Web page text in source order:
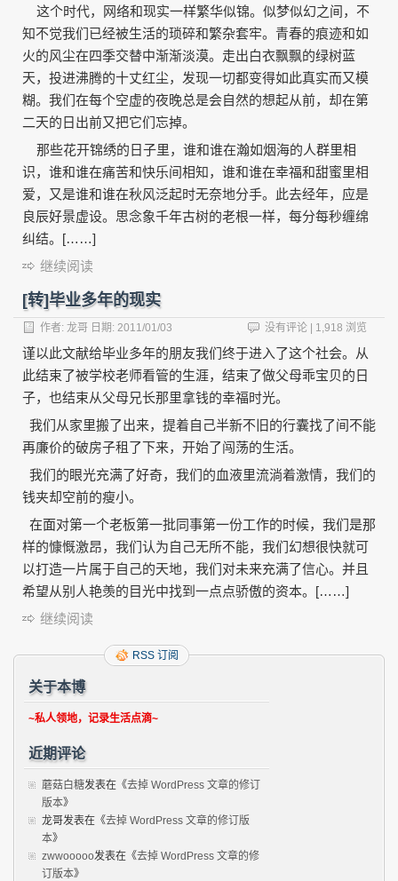
这个时代，网络和现实一样繁华似锦。似梦似幻之间，不
知不觉我们已经被生活的琐碎和繁杂套牢。青春的痕迹和如
火的风尘在四季交替中渐渐淡漠。走出白衣飘飘的绿树蓝
天，投进沸腾的十丈红尘，发现一切都变得如此真实而又模
糊。我们在每个空虚的夜晚总是会自然的想起从前，却在第
二天的日出前又把它们忘掉。
那些花开锦绣的日子里，谁和谁在瀚如烟海的人群里相
识，谁和谁在痛苦和快乐间相知，谁和谁在幸福和甜蜜里相
爱，又是谁和谁在秋风泛起时无奈地分手。此去经年，应是
良辰好景虚设。思念象千年古树的老根一样，每分每秒缠绵
纠结。[……]
继续阅读
[转]毕业多年的现实
作者: 龙哥 日期: 2011/01/03 没有评论 | 1,918 浏览
谨以此文献给毕业多年的朋友我们终于进入了这个社会。从
此结束了被学校老师看管的生涯，结束了做父母乖宝贝的日
子，也结束从父母兄长那里拿钱的幸福时光。
我们从家里搬了出来，提着自己半新不旧的行囊找了间不能
再廉价的破房子租了下来，开始了闯荡的生活。
我们的眼光充满了好奇，我们的血液里流淌着激情，我们的
钱夹却空前的瘦小。
在面对第一个老板第一批同事第一份工作的时候，我们是那
样的慷慨激昂，我们认为自己无所不能，我们幻想很快就可
以打造一片属于自己的天地，我们对未来充满了信心。并且
希望从别人艳羡的目光中找到一点点骄傲的资本。[……]
继续阅读
RSS 订阅
关于本博
~私人领地，记录生活点滴~
近期评论
蘑菇白糖发表在《去掉 WordPress 文章的修订
版本》
龙哥发表在《去掉 WordPress 文章的修订版
本》
zwwooooo发表在《去掉 WordPress 文章的修
订版本》